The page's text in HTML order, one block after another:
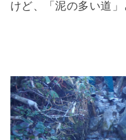
けど、「泥の多い道」